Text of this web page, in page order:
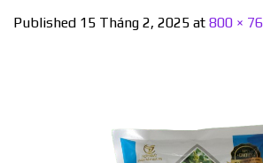
Published 15 Tháng 2, 2025 at 800 ×